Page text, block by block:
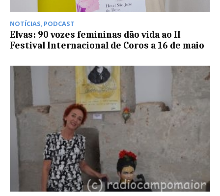
NOTÍCIAS, PODCAST
Elvas: 90 vozes femininas dão vida ao II
Festival Internacional de Coros a 16 de maio